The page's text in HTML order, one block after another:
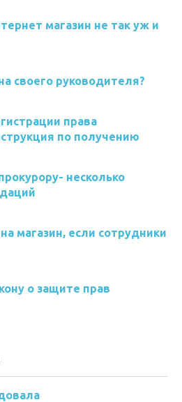
магазин не так уж и
своего руководителя?
права
по получению
несколько
магазин, если сотрудники
о защите прав